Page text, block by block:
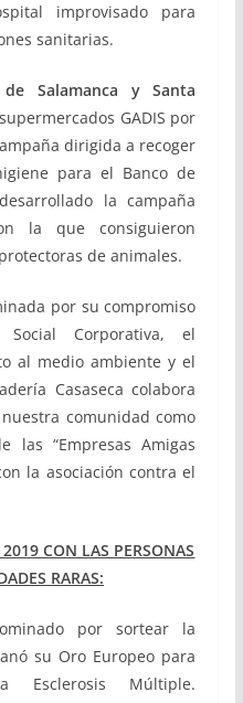
improvisado para
sanitarias.
de Salamanca y Santa
GADIS por
dirigida a recoger
para el Banco de
la campaña
la que consiguieron
de animales.
por su compromiso
Corporativa, el
al medio ambiente y el
Casaseca colabora
comunidad como
las “Empresas Amigas
la asociación contra el
CON LAS PERSONAS
RARAS:
por sortear la
su Oro Europeo para
Múltiple.